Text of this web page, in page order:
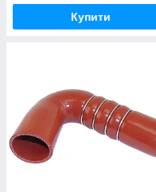
Купити